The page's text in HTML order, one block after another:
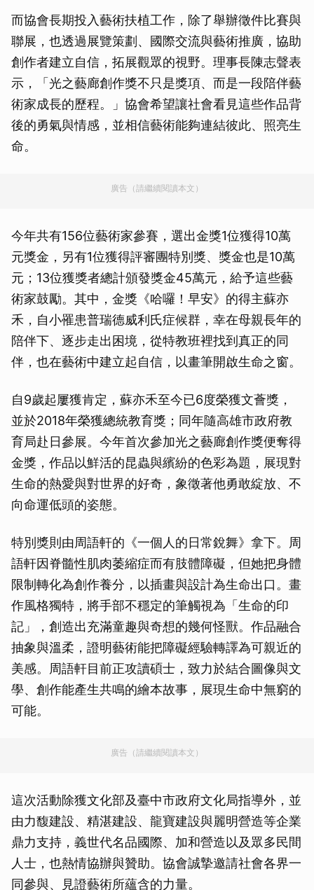
而協會長期投入藝術扶植工作，除了舉辦徵件比賽與
聯展，也透過展覽策劃、國際交流與藝術推廣，協助
創作者建立自信，拓展觀眾的視野。理事長陳志聲表
示，「光之藝廊創作獎不只是獎項、而是一段陪伴藝
術家成長的歷程。」協會希望讓社會看見這些作品背
後的勇氣與情感，並相信藝術能夠連結彼此、照亮生
命。
廣告（請繼續閱讀本文）
今年共有156位藝術家參賽，選出金獎1位獲得10萬
元獎金，另有1位獲得評審團特別獎、獎金也是10萬
元；13位獲獎者總計頒發獎金45萬元，給予這些藝
術家鼓勵。其中，金獎《哈囉！早安》的得主蘇亦
禾，自小罹患普瑞德威利氏症候群，幸在母親長年的
陪伴下、逐步走出困境，從特教班裡找到真正的同
伴，也在藝術中建立起自信，以畫筆開啟生命之窗。
自9歲起屢獲肯定，蘇亦禾至今已6度榮獲文薈獎，
並於2018年榮獲總統教育獎；同年隨高雄市政府教
育局赴日參展。今年首次參加光之藝廊創作獎便奪得
金獎，作品以鮮活的昆蟲與繽紛的色彩為題，展現對
生命的熱愛與對世界的好奇，象徵著他勇敢綻放、不
向命運低頭的姿態。
特別獎則由周語軒的《一個人的日常銳舞》拿下。周
語軒因脊髓性肌肉萎縮症而有肢體障礙，但她把身體
限制轉化為創作養分，以插畫與設計為生命出口。畫
作風格獨特，將手部不穩定的筆觸視為「生命的印
記」，創造出充滿童趣與奇想的幾何怪獸。作品融合
抽象與溫柔，證明藝術能把障礙經驗轉譯為可親近的
美感。周語軒目前正攻讀碩士，致力於結合圖像與文
學、創作能產生共鳴的繪本故事，展現生命中無窮的
可能。
廣告（請繼續閱讀本文）
這次活動除獲文化部及臺中市政府文化局指導外，並
由力馥建設、精湛建設、龍寶建設與麗明營造等企業
鼎力支持，義世代名品國際、加和營造以及眾多民間
人士，也熱情協辦與贊助。協會誠摯邀請社會各界一
同參與、見證藝術所蘊含的力量。